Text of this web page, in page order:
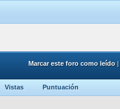
Marcar este foro como leído|
Vistas Puntuación